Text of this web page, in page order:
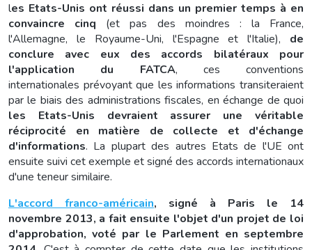
les Etats-Unis ont réussi dans un premier temps à en
convaincre cinq (et pas des moindres : la France,
l'Allemagne, le Royaume-Uni, l'Espagne et l'Italie), de
conclure avec eux des accords bilatéraux pour
l'application du FATCA, ces conventions
internationales prévoyant que les informations transiteraient
par le biais des administrations fiscales, en échange de quoi
les Etats-Unis devraient assurer une véritable
réciprocité en matière de collecte et d'échange
d'informations. La plupart des autres Etats de l'UE ont
ensuite suivi cet exemple et signé des accords internationaux
d'une teneur similaire.
L'accord franco-américain, signé à Paris le 14
novembre 2013, a fait ensuite l'objet d'un projet de loi
d'approbation, voté par le Parlement en septembre